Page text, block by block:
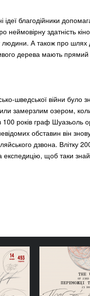
ідеї благодійники
неймовірну здатність
людини. А також про шлях
дерева мають прямий
шведської війни було
замерзлим озером,
років граф Шуазьоль
обставин він
дзвона. Влітку
експедицію, щоб таки
UA-
2026